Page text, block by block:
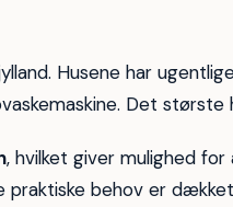
Husene har
Det største
, hvilket giver mulighed
praktiske behov er